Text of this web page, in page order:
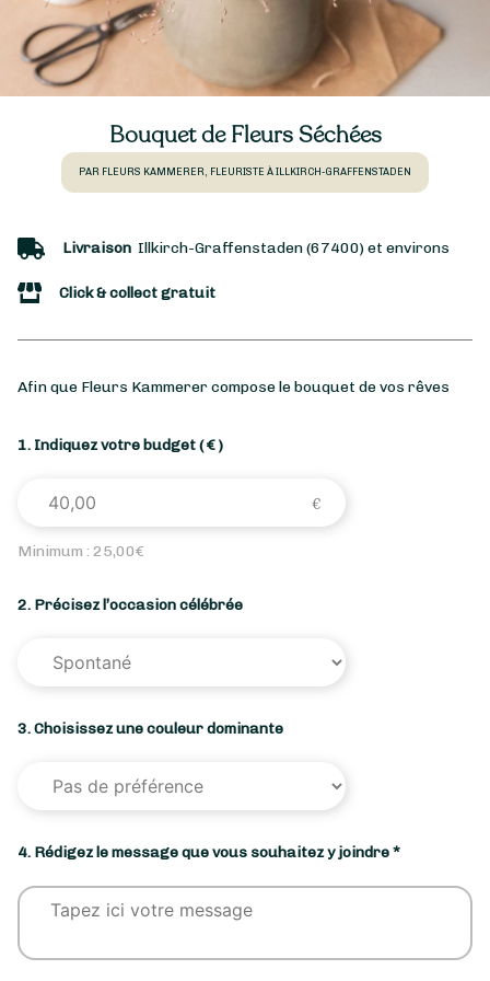
Bouquet de Fleurs Séchées
PAR FLEURS KAMMERER, FLEURISTE À ILLKIRCH-GRAFFENSTADEN
Livraison Illkirch-Graffenstaden (67400) et environs
Click & collect gratuit
Afin que Fleurs Kammerer compose le bouquet de vos rêves
1. Indiquez votre budget( € )
Minimum : 25,00€
2. Précisez l’occasion célébrée
3. Choisissez une couleur dominante
4. Rédigez le message que vous souhaitez y joindre *